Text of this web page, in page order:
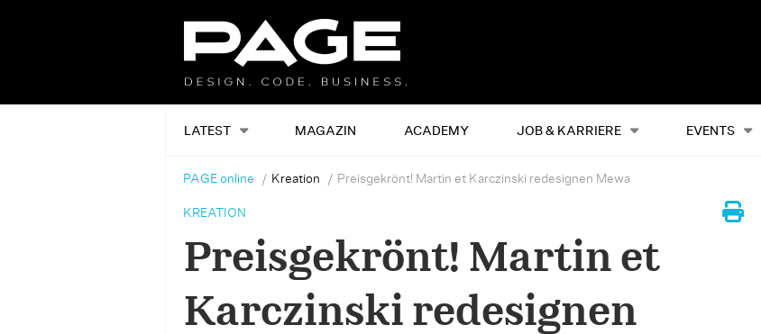
LATEST MAGAZIN ACADEMY JOB & KARRIERE EVENTS
Alles Events
PAGE online Kreation Preisgekrönt! Martin et Karczinski redesignen Mewa
KREATION
Preisgekrönt! Martin et
Karczinski redesignen